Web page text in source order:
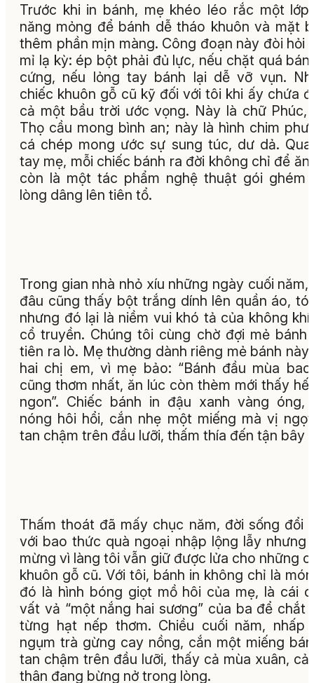
Trước khi in bánh, mẹ khéo léo rắc một
năng mỏng để bánh dễ tháo khuôn và mặt
thêm phần mịn màng. Công đoạn này đòi hỏi
mỉ lạ kỳ: ép bột phải đủ lực, nếu chặt quá
cứng, nếu lỏng tay bánh lại dễ vỡ vụn.
chiếc khuôn gỗ cũ kỹ đối với tôi khi ấy chứa
cả một bầu trời ước vọng. Này là chữ Phúc,
Thọ cầu mong bình an; này là hình chim
cá chép mong ước sự sung túc, dư dả.
tay mẹ, mỗi chiếc bánh ra đời không chỉ để
còn là một tác phẩm nghệ thuật gói ghém
lòng dâng lên tiên tổ.
Trong gian nhà nhỏ xíu những ngày cuối năm,
đâu cũng thấy bột trắng dính lên quần áo,
nhưng đó lại là niềm vui khó tả của không
cổ truyền. Chúng tôi cùng chờ đợi mẻ bánh
tiên ra lò. Mẹ thường dành riêng mẻ bánh này
hai chị em, vì mẹ bảo: “Bánh đầu mùa
cũng thơm nhất, ăn lúc còn thèm mới thấy
ngon”. Chiếc bánh in đậu xanh vàng óng,
nóng hôi hổi, cắn nhẹ một miếng mà vị
tan chậm trên đầu lưỡi, thấm thía đến tận bây
Thấm thoát đã mấy chục năm, đời sống đổi
với bao thức quà ngoại nhập lộng lẫy nhưng
mừng vì làng tôi vẫn giữ được lửa cho những
khuôn gỗ cũ. Với tôi, bánh in không chỉ là
đó là hình bóng giọt mồ hôi của mẹ, là cái
vất vả “một nắng hai sương” của ba để chắt
từng hạt nếp thơm. Chiều cuối năm, nhấp
ngụm trà gừng cay nồng, cắn một miếng
tan chậm trên đầu lưỡi, thấy cả mùa xuân, cả
thân đang bừng nở trong lòng.